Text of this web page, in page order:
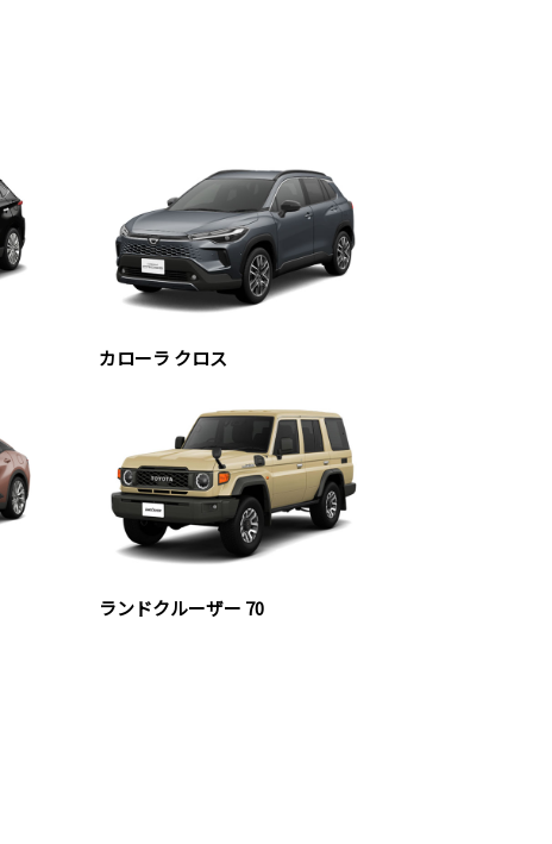
カローラ クロス
ランドクルーザー 70